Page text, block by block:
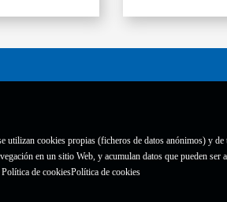
cookies propias (ficheros de datos anónimos) y
en un sitio Web, y acumulan datos que pueden
de cookiesPolítica de cookies